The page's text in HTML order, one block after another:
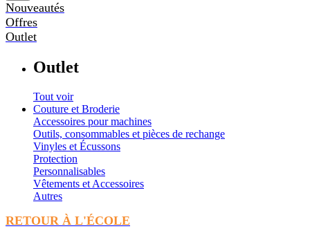
Nouveautés
Offres
Outlet
Outlet
Tout voir
Couture et Broderie
Accessoires pour machines
Outils, consommables et pièces de rechange
Vinyles et Écussons
Protection
Personnalisables
Vêtements et Accessoires
Autres
RETOUR À L'ÉCOLE